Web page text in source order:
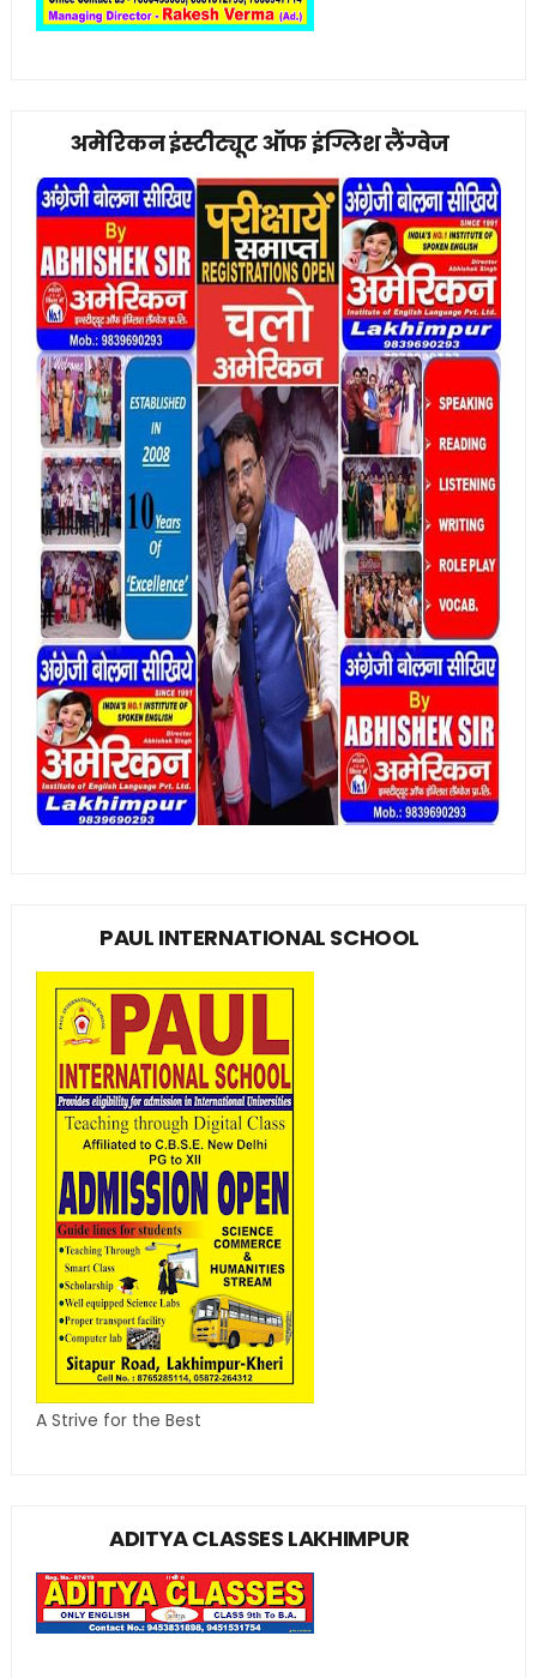
अमेरिकन इंस्टीट्यूट ऑफ इंग्लिश लैंग्वेज
PAUL INTERNATIONAL SCHOOL
A Strive for the Best
ADITYA CLASSES LAKHIMPUR